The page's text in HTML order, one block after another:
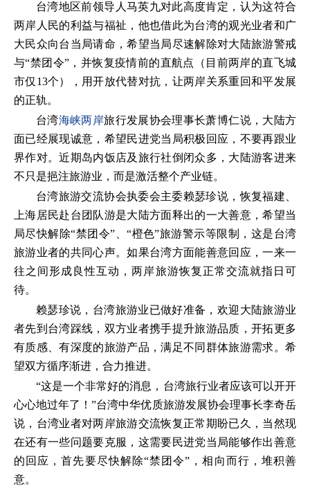
台湾地区前领导人马英九对此高度肯定，认为这符合
两岸人民的利益与福祉，他也借此为台湾的观光业者和广
大民众向台当局请命，希望当局尽速解除对大陆旅游警戒
与“禁团令”，并恢复疫情前的直航点（目前两岸的直飞城
市仅13个），用开放代替对抗，让两岸关系重回和平发展
的正轨。
台湾海峡两岸旅行发展协会理事长萧博仁说，大陆方
面已经展现诚意，希望民进党当局积极回应，不要再跟业
界作对。近期岛内饭店及旅行社倒闭众多，大陆游客进来
不只是挹注旅游业，而是激活整个产业链。
台湾旅游交流协会执委会主委赖瑟珍说，恢复福建、
上海居民赴台团队游是大陆方面释出的一大善意，希望当
局尽快解除“禁团令”、“橙色”旅游警示等限制，这是台湾
旅游业者的共同心声。如果台湾方面能善意回应，一来一
往之间形成良性互动，两岸旅游恢复正常交流就指日可
待。
赖瑟珍说，台湾旅游业已做好准备，欢迎大陆旅游业
者先到台湾踩线，双方业者携手提升旅游品质，开拓更多
有质感、有深度的旅游产品，满足不同群体旅游需求。希
望双方循序渐进，合力推进。
“这是一个非常好的消息，台湾旅行业者应该可以开开
心心地过年了！”台湾中华优质旅游发展协会理事长李奇岳
说，台湾业者对两岸旅游交流恢复正常期盼已久，当然现
在还有一些问题要克服，这需要民进党当局能够作出善意
的回应，首先要尽快解除“禁团令”，相向而行，堆积善
意。